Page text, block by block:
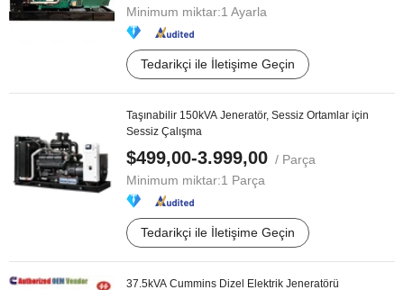
Minimum miktar:1 Ayarla
Tedarikçi ile İletişime Geçin
Taşınabilir 150kVA Jeneratör, Sessiz Ortamlar için
Sessiz Çalışma
$499,00-3.999,00 / Parça
Minimum miktar:1 Parça
Tedarikçi ile İletişime Geçin
37.5kVA Cummins Dizel Elektrik Jeneratörü